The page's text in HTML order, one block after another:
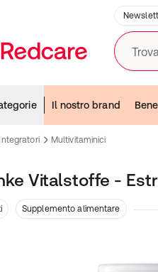
Il nostro brand
Integratori Multivitaminici
Vitalstoffe -
Supplemento alimentare